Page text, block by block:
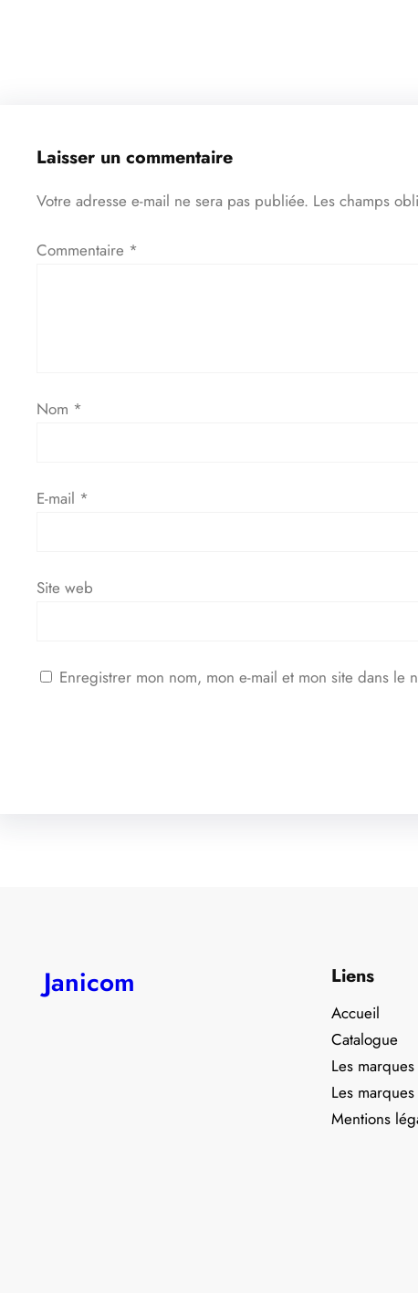
Laisser un commentaire
Votre adresse e-mail ne sera pas publiée. Les champs
Commentaire *
Nom *
E-mail *
Site web
Enregistrer mon nom, mon e-mail et mon site dans le
Janicom Liens
Accueil
Catalogue
Les marques
Les marques
Mentions